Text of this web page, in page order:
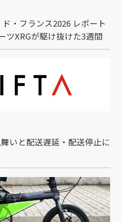
ド・フランス2026 レポート
ツXRGが駆け抜けた3週間
いと配送遅延・配送停止に